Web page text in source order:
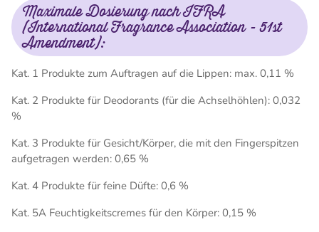
Maximale Dosierung nach IFRA
(International Fragrance Association - 51st
Amendment):
Kat. 1 Produkte zum Auftragen auf die Lippen: max. 0,11 %
Kat. 2 Produkte für Deodorants (für die Achselhöhlen): 0,032
%
Kat. 3 Produkte für Gesicht/Körper, die mit den Fingerspitzen
aufgetragen werden: 0,65 %
Kat. 4 Produkte für feine Düfte: 0,6 %
Kat. 5A Feuchtigkeitscremes für den Körper: 0,15 %